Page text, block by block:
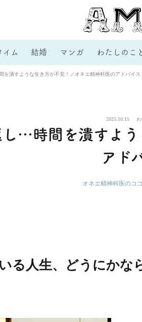
イム 結婚 マンガ わたしのこ
を潰すような生き方が不安！／オネエ精神科医のアドバイス
2025.10.15
…時間を潰すよ
アド
オネエ精神科医のコ
る人生、どうにかな